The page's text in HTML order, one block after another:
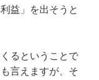
益」を出そうと
るということで
言えますが、そ